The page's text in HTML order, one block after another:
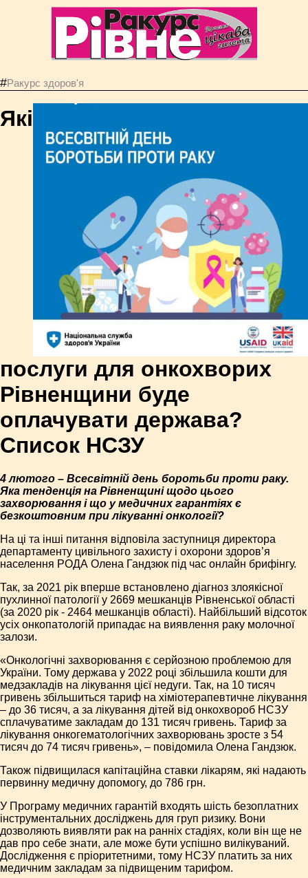
#Ракурс здоров'я
Які
послуги для онкохворих
Рівненщини буде
оплачувати держава?
Список НСЗУ
4 лютого – Всесвітній день боротьби проти раку.
Яка тенденція на Рівненщині щодо цього
захворювання і що у медичних гарантіях є
безкоштовним при лікуванні онкології?
На ці та інші питання відповіла заступниця директора
департаменту цивільного захисту і охорони здоров’я
населення РОДА Олена Гандзюк під час онлайн брифінгу.
Так, за 2021 рік вперше встановлено діагноз злоякісної
пухлинної патології у 2669 мешканців Рівненської області
(за 2020 рік - 2464 мешканців області). Найбільший відсоток
усіх онкопатологій припадає на виявлення раку молочної
залози.
«Онкологічні захворювання є серйозною проблемою для
України. Тому держава у 2022 році збільшила кошти для
медзакладів на лікування цієї недуги. Так, на 10 тисяч
гривень збільшиться тариф на хіміотерапевтичне лікування
– до 36 тисяч, а за лікування дітей від онкохвороб НСЗУ
сплачуватиме закладам до 131 тисяч гривень. Тариф за
лікування онкогематологічних захворювань зросте з 54
тисяч до 74 тисяч гривень», – повідомила Олена Гандзюк.
Також підвищилася капітаційна ставки лікарям, які надають
первинну медичну допомогу, до 786 грн.
У Програму медичних гарантій входять шість безоплатних
інструментальних досліджень для груп ризику. Вони
дозволяють виявляти рак на ранніх стадіях, коли він ще не
дав про себе знати, але може бути успішно вилікуваний.
Дослідження є пріоритетними, тому НСЗУ платить за них
медичним закладам за підвищеним тарифом.